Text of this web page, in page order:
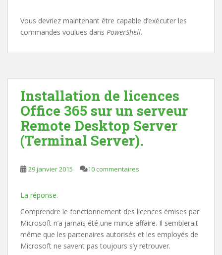
Vous devriez maintenant être capable d’exécuter les
commandes voulues dans PowerShell.
Installation de licences
Office 365 sur un serveur
Remote Desktop Server
(Terminal Server).
29 janvier 2015 10 commentaires
La réponse.
Comprendre le fonctionnement des licences émises par
Microsoft n’a jamais été une mince affaire. Il semblerait
même que les partenaires autorisés et les employés de
Microsoft ne savent pas toujours s’y retrouver.